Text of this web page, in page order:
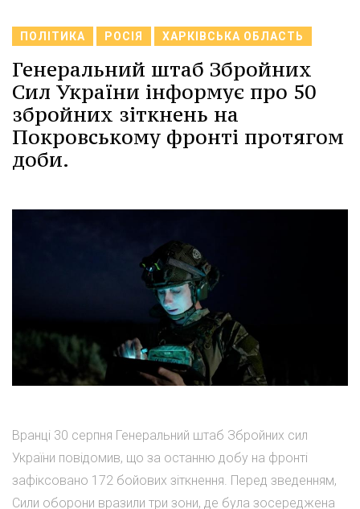
ПОЛІТИКА РОСІЯ ХАРКІВСЬКА ОБЛАСТЬ
Генеральний штаб Збройних
Сил України інформує про 50
збройних зіткнень на
Покровському фронті протягом
доби.
Вранці 30 серпня Генеральний штаб Збройних сил
України повідомив, що за останню добу на фронті
зафіксовано 172 бойових зіткнення. Перед зведенням,
Сили оборони вразили три зони, де була зосереджена